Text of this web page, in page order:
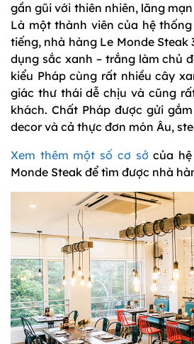
gần gũi với thiên nhiên, lãng
Là một thành viên của hệ
tiếng, nhà hàng Le Monde Steak
dụng sắc xanh – trắng làm chủ
kiểu Pháp cùng rất nhiều cây
giác thư thái dễ chịu và cũng
khách. Chất Pháp được gửi
decor và cả thực đơn món Âu,
Xem thêm một số cơ sởcủa hệ
Monde Steak để tìm được nhà